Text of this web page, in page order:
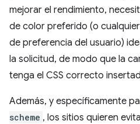
mejorar el rendimiento,
de color preferido (o
de preferencia del usuario)
la solicitud, de modo que la
tenga el CSS correcto
Además, y específicamente
scheme , los sitios quieren